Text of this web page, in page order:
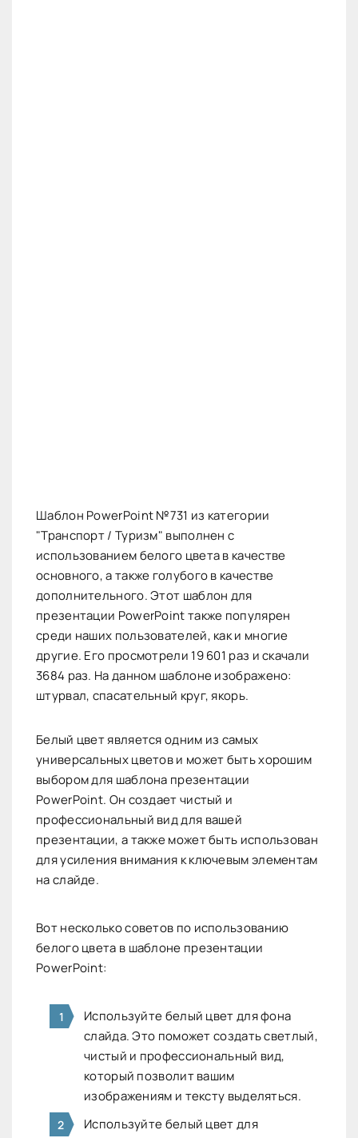
Шаблон PowerPoint №731 из категории
"Транспорт / Туризм" выполнен с
использованием белого цвета в качестве
основного, а также голубого в качестве
дополнительного. Этот шаблон для
презентации PowerPoint также популярен
среди наших пользователей, как и многие
другие. Его просмотрели 19 601 раз и скачали
3684 раз. На данном шаблоне изображено:
штурвал, спасательный круг, якорь.
Белый цвет является одним из самых
универсальных цветов и может быть хорошим
выбором для шаблона презентации
PowerPoint. Он создает чистый и
профессиональный вид для вашей
презентации, а также может быть использован
для усиления внимания к ключевым элементам
на слайде.
Вот несколько советов по использованию
белого цвета в шаблоне презентации
PowerPoint:
Используйте белый цвет для фона
слайда. Это поможет создать светлый,
чистый и профессиональный вид,
который позволит вашим
изображениям и тексту выделяться.
Используйте белый цвет для